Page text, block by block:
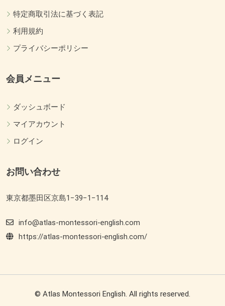
特定商取引法に基づく表記
利用規約
プライバシーポリシー
会員メニュー
ダッシュボード
マイアカウント
ログイン
お問い合わせ
東京都墨田区京島1−39−1−114
info@atlas-montessori-english.com
https://atlas-montessori-english.com/
© Atlas Montessori English. All rights reserved.